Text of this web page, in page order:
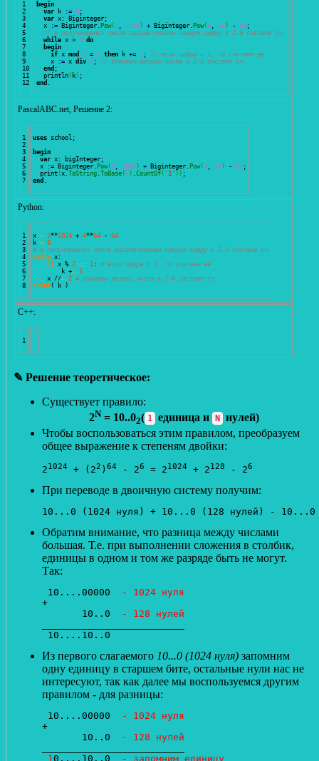
1
2
3
4
5
6
7
8
9
10
11
begin
var k := 0 ;
var x : Biginteger ;
  x
:= Biginteger . Pow(2 , 1024) + Biginteger . Pow(4 , 64) - 64 ;
// в получившемся числе рассматриваем каждую цифру в 2-й системе сч.
while x > 0 do
begin
if x mod 2 = 1 then k += 1 ; // если цифра = 1, то считаем ее
    x
:= x div 2 ; // убираем разряд числа в 2-й системе сч.
end ;
  println
( k) ;
end .
PascalABC.net, Решение 2:
1
2
3
4
5
6
uses school ;
begin
var x : bigInteger ;
  x
:= Biginteger . Pow(2 , 1024) + Biginteger . Pow(4 , 64) - 64 ;
  print
(x .ToString .ToBase (2) .CountOf ( '1' ) ) ;
end .
Python:
1
2
3
4
5
6
7
x = 2**1024 + 4**64 - 64
k = 0
# в получившемся числе рассматриваем каждую цифру в 2-й системе сч.
while x:
if x % 2 == 1 : # если цифра = 1, то считаем ее
        k +
= 1
    x //
= 2 # убираем разряд числа в 2-й системе сч.
print ( k )
С++:
✎ Решение теоретическое:
Существует правило:
2N= 10..02( 1 единица и N нулей)
Чтобы воспользоваться этим правилом, преобразуем
общее выражение к степеням двойки:
21024 + (22 ) 64 - 26 = 21024 + 2128 - 26
При переводе в двоичную систему получим:
10...0 (1024 нуля) + 10...0 (128 нулей) - 10...0
Обратим внимание, что разница между числами
большая. Т.е. при выполнении сложения в столбик,
единицы в одном и том же разряде быть не могут.
Так:
10....00000
- 1024 нуля
+
       10..0
- 128 нулей
Из первого слагаемого 10...0 (1024 нуля) запомним
одну единицу в старшем бите, остальные нули нас не
интересуют, так как далее мы воспользуемся другим
правилом - для разницы:
10....00000
- 1024 нуля
+
       10..0
- 128 нулей
1 0....10..0 - запомним единицу